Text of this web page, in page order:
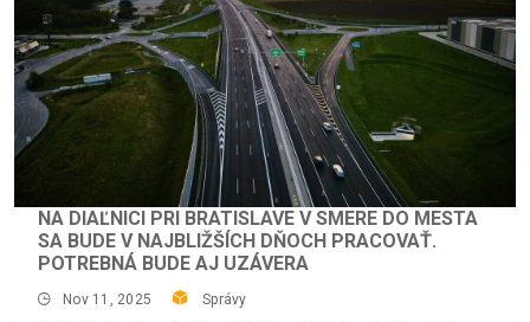
NA DIAĽNICI PRI BRATISLAVE V SMERE DO MESTA
SA BUDE V NAJBLIŽŠÍCH DŇOCH PRACOVAŤ.
POTREBNÁ BUDE AJ UZÁVERA
Nov 11, 2025 Správy